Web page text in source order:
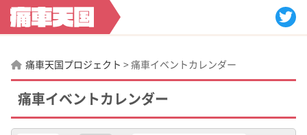
痛車天国プロジェクト >痛車イベントカレンダー
痛車イベントカレンダー